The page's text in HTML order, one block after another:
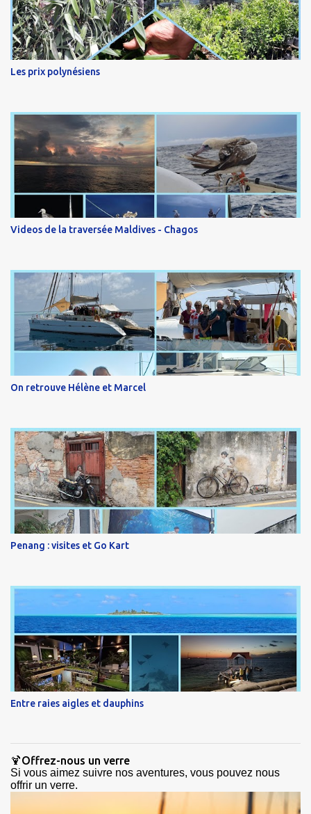
Les prix polynésiens
Videos de la traversée Maldives - Chagos
On retrouve Hélène et Marcel
Penang : visites et Go Kart
Entre raies aigles et dauphins
🍹Offrez-nous un verre
Si vous aimez suivre nos aventures, vous pouvez nous
offrir un verre.